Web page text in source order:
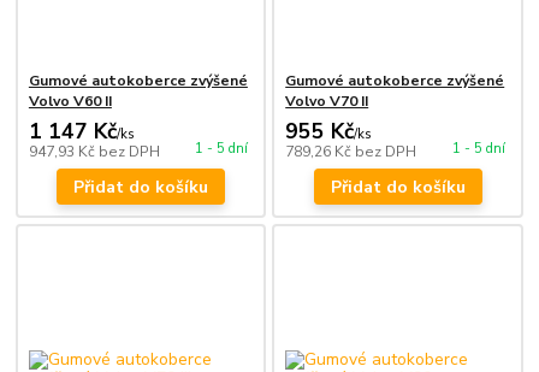
Gumové autokoberce zvýšené
Volvo V60 II
1 147 Kč/ks
947,93 Kč bez DPH 1 - 5 dní
Přidat do košíku
Gumové autokoberce zvýšené
Volvo V70 II
955 Kč/ks
789,26 Kč bez DPH 1 - 5 dní
Přidat do košíku